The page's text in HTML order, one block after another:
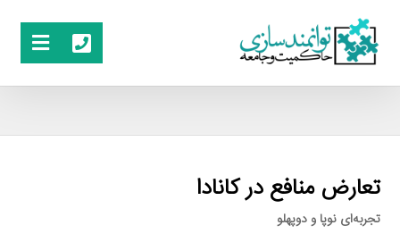
تعارض منافع در کانادا
تجربه‌ای نوپا و دوپهلو